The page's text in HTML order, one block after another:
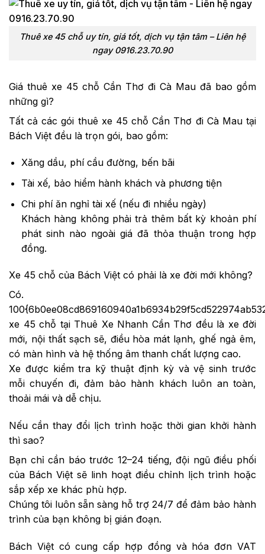
Thuê xe 45 chỗ uy tín, giá tốt, dịch vụ tận tâm – Liên hệ
ngay 0916.23.70.90
Giá thuê xe 45 chỗ Cần Thơ đi Cà Mau đã bao gồm
những gì?
Tất cả các gói thuê xe 45 chỗ Cần Thơ đi Cà Mau tại
Bách Việt đều là trọn gói, bao gồm:
Xăng dầu, phí cầu đường, bến bãi
Tài xế, bảo hiểm hành khách và phương tiện
Chi phí ăn nghỉ tài xế (nếu đi nhiều ngày)
Khách hàng không phải trả thêm bất kỳ khoản phí
phát sinh nào ngoài giá đã thỏa thuận trong hợp
đồng.
Xe 45 chỗ của Bách Việt có phải là xe đời mới không?
Có.
xe 45 chỗ tại Thuê Xe Nhanh Cần Thơ đều là xe đời
mới, nội thất sạch sẽ, điều hòa mát lạnh, ghế ngả êm,
có màn hình và hệ thống âm thanh chất lượng cao.
Xe được kiểm tra kỹ thuật định kỳ và vệ sinh trước
mỗi chuyến đi, đảm bảo hành khách luôn an toàn,
thoải mái và dễ chịu.
Nếu cần thay đổi lịch trình hoặc thời gian khởi hành
thì sao?
Bạn chỉ cần báo trước 12–24 tiếng, đội ngũ điều phối
của Bách Việt sẽ linh hoạt điều chỉnh lịch trình hoặc
sắp xếp xe khác phù hợp.
Chúng tôi luôn sẵn sàng hỗ trợ 24/7 để đảm bảo hành
trình của bạn không bị gián đoạn.
Bách Việt có cung cấp hợp đồng và hóa đơn VAT